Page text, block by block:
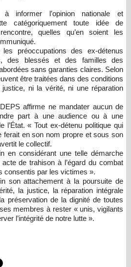
informer l’opinion nationale et
catégoriquement toute idée de
quelles qu’en soient les
préoccupations des ex-détenus
des blessés et des familles des
sans garanties claires. Selon
être traitées dans des conditions
ni la vérité, ni une réparation
affirme ne mandater aucun de
part à une audience ou à une
l’État. « Tout ex-détenu politique qui
ferait en son nom propre et sous son
le collectif.
en considérant une telle démarche
de trahison à l’égard du combat
consentis par les victimes ».
son attachement à la poursuite de
la justice, la réparation intégrale
préservation de la dignité de toutes
membres à rester « unis, vigilants
l’intégrité de notre lutte ».